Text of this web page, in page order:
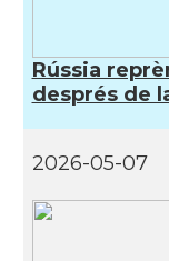
Rússia
després de
2026-05-07